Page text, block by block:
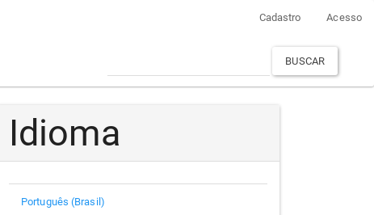
Cadastro Acesso
BUSCAR
Idioma
Português (Brasil)